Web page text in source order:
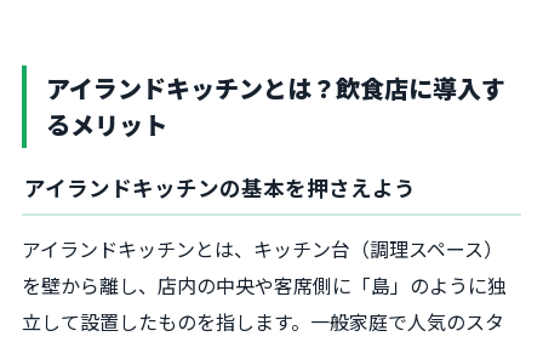
アイランドキッチンとは？飲食店に導入す
るメリット
アイランドキッチンの基本を押さえよう
アイランドキッチンとは、キッチン台（調理スペース）
を壁から離し、店内の中央や客席側に「島」のように独
立して設置したものを指します。一般家庭で人気のスタ